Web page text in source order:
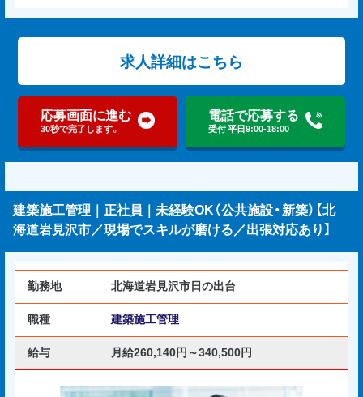
求人詳細はこちら
応募画面に進む
30秒で完了します。
電話で応募する
受付 平日9:00-18:00
建築施工管理｜正社員｜未経験OK（公共施設・新築）【北
海道岩見沢市／現場でスキルが磨ける／出張対応あり】
勤務地 北海道岩見沢市日の出台
職種 建築施工管理
給与 月給260,140円～340,500円